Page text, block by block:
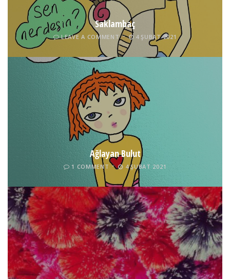
Saklambaç
LEAVE A COMMENT 4 ŞUBAT 2021
Ağlayan Bulut
1 COMMENT 4 ŞUBAT 2021